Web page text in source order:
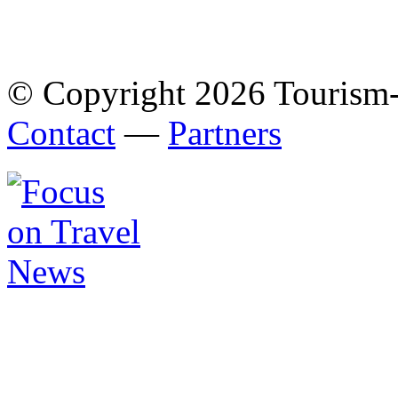
© Copyright 2026
Contact — Partners